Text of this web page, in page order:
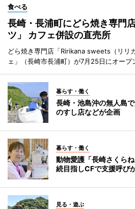
食べる
長崎・長浦町にどら焼き専門
ツ」 カフェ併設の直売所
どら焼き専門店「Ririkana sweets（リリ
ェ」（長崎市長浦町）が7月25日にオープ
暮らす・働く
長崎・池島沖の無人島
のすし店などが企画
暮らす・働く
動物愛護「長崎さくら
続目指しCFで支援呼び
見る・遊ぶ